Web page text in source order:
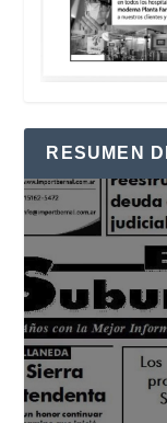
RESUMEN
Reproductor
de
vídeo